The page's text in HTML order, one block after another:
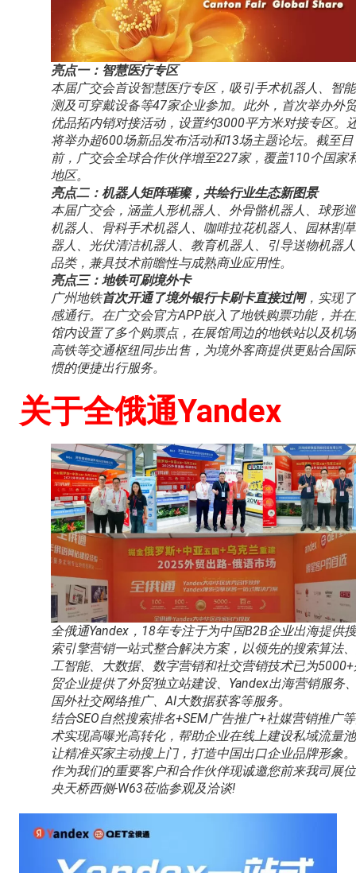
亮点一：智慧医疗专区
本届广交会首设智慧医疗专区，吸引手术机器人、智
测及可穿戴设备等47家企业参加。此外，首次举办外
优品拓内销对接活动，设置约3000平方米对接专区。
将举办超600场新品发布活动和13场主题论坛。截至目
前，广交会全球合作伙伴增至227家，覆盖110个国家
地区。
亮点二：机器人矩阵璀璨，共绘行业生态新图景
本届广交会，涵盖人形机器人、外骨骼机器人、球形
机器人、骨科手术机器人、咖啡拉花机器人、园林割
器人、光伏清洁机器人、教育机器人、引导送物机器
品类，兼具技术前瞻性与成熟商业应用性。
亮点三：地铁可刷境外卡
广州地铁首次开通了境外银行卡刷卡直接过闸，实现
感通行。在广交会官方APP嵌入了地铁购票功能，并
馆内设置了多个购票点，在展馆周边的地铁站以及机
高铁等交通枢纽同步出售，为境外客商提供更贴合国
惯的便捷出行服务。
关于全俄通Yandex
全俄通Yandex，18年专注于为中国B2B企业出海提供搜
索引擎营销一站式整合解决方案，以领先的搜索算法
工智能、大数据、数字营销和社交营销技术已为
贸企业提供了外贸独立站建设、Yandex出海营销服务
国外社交网络推广、AI大数据获客等服务。
结合SEO自然搜索排名+SEM广告推广+社媒营销推广
术实现高曝光高转化，帮助企业在线上建设私域流量
让精准买家主动搜上门，打造中国出口企业品牌形象。
作为我们的重要客户和合作伙伴现诚邀您前来我司展
央天桥西侧-W63莅临参观及洽谈!